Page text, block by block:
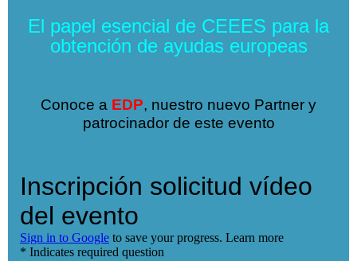
El papel esencial de CEEES para la
obtención de ayudas europeas
Conoce a EDP, nuestro nuevo Partner y
patrocinador de este evento